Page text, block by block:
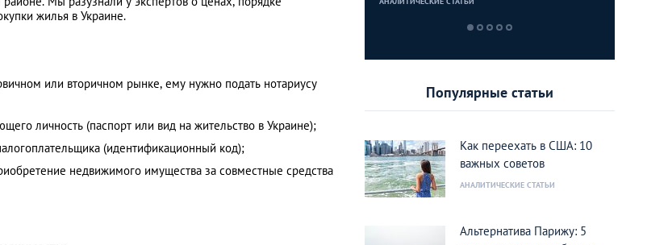
жилья в Украине.
или вторичном рынке, ему нужно подать нотариусу
личность (паспорт или вид на жительство в Украине);
(идентификационный код);
недвижимого имущества за совместные средства
Популярные статьи
Как переехать в США: 10
важных советов
АНАЛИТИЧЕСКИЕ СТАТЬИ
Альтернатива Парижу: 5